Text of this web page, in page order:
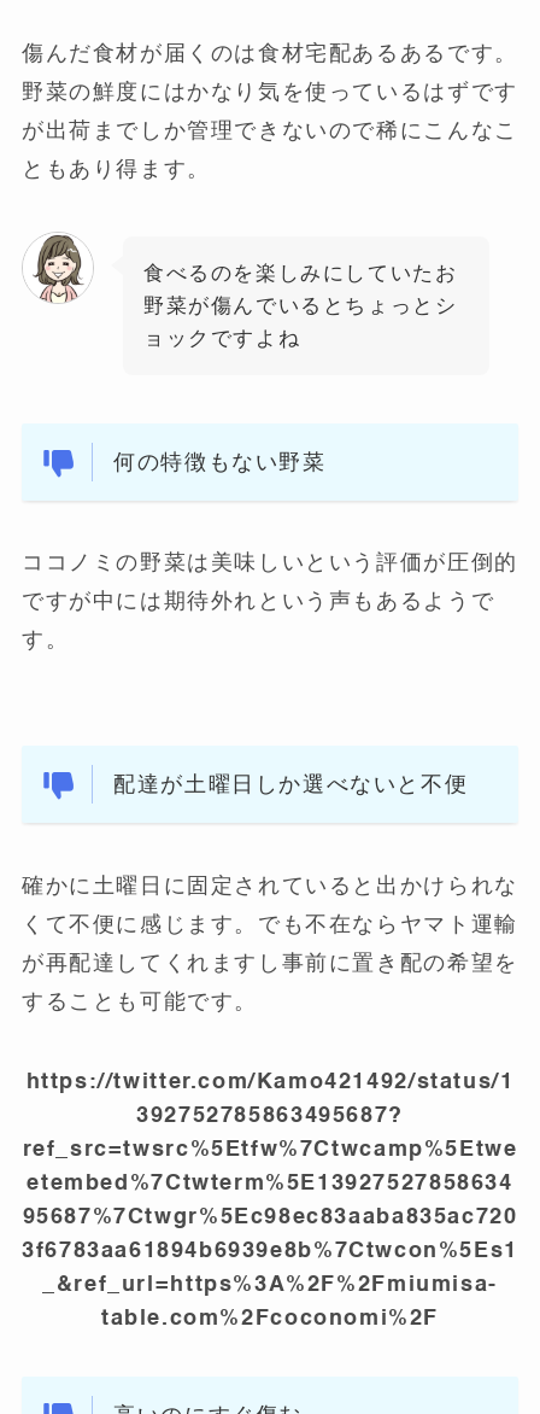
傷んだ食材が届くのは食材宅配あるあるです。
野菜の鮮度にはかなり気を使っているはずです
が出荷までしか管理できないので稀にこんなこ
ともあり得ます。
食べるのを楽しみにしていたお
野菜が傷んでいるとちょっとシ
ョックですよね
何の特徴もない野菜
ココノミの野菜は美味しいという評価が圧倒的
ですが中には期待外れという声もあるようで
す。
配達が土曜日しか選べないと不便
確かに土曜日に固定されていると出かけられな
くて不便に感じます。でも不在ならヤマト運輸
が再配達してくれますし事前に置き配の希望を
することも可能です。
https://twitter.com/Kamo421492/status/1
392752785863495687?
ref_src=twsrc%5Etfw%7Ctwcamp%5Etwe
etembed%7Ctwterm%5E13927527858634
95687%7Ctwgr%5Ec98ec83aaba835ac720
3f6783aa61894b6939e8b%7Ctwcon%5Es1
_&ref_url=https%3A%2F%2Fmiumisa-
table.com%2Fcoconomi%2F